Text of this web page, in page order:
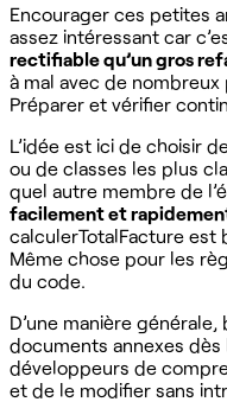
Encourager ces petites
assez intéressant car
rectifiable qu’un gros
à mal avec de
Préparer et vérifier
L’idée est ici de choisir
ou de classes les plus
quel autre membre de
facilement et
calculerTotalFacture est
Même chose pour les
du code.
D’une manière
documents annexes
développeurs de
et de le modifier sans